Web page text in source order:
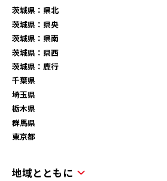
茨城県：県北
茨城県：県央
茨城県：県南
茨城県：県西
茨城県：鹿行
千葉県
埼玉県
栃木県
群馬県
東京都
地域とともに